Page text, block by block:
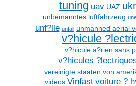
tuning uav UAZ
unbemanntes luftfahrzeug
unf?lle unfall unmanned aerial
v?hicule
v?hicule a?rien sans
v?hicules
vereinigte staaten von
videos Vinfast voiture ?